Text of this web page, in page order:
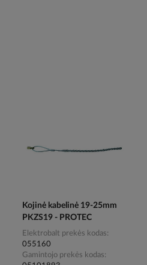
Kojinė kabelinė 19-25mm
PKZS19 - PROTEC
Elektrobalt prekės kodas
055160
Gamintojo prekės kodas